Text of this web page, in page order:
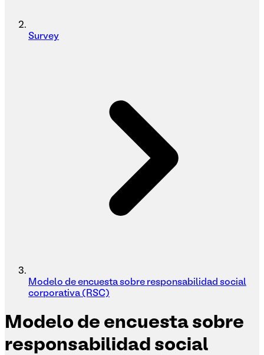
Survey
Modelo de encuesta sobre responsabilidad social
corporativa (RSC)
Modelo de encuesta sobre
responsabilidad social